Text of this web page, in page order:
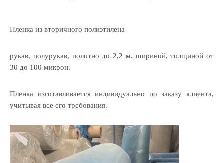
Пленка из вторичного полиэтилена
рукав, полурукав, полотно до 2,2 м. шириной, толщиной от
30 до 100 микрон.
Пленка изготавливается индивидуально по заказу клиента,
учитывая все его требования.